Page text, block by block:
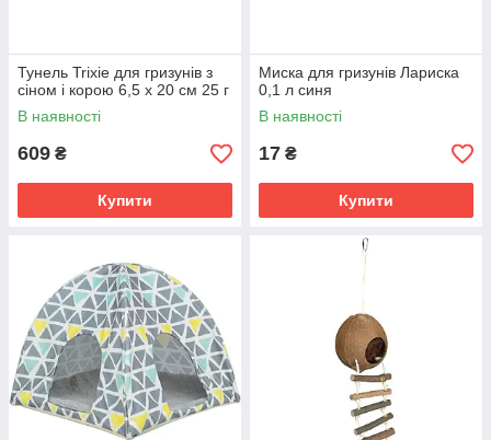
Тунель Trixie для гризунів з
сіном і корою 6,5 х 20 см 25 г
В наявності
609 ₴
Купити
Миска для гризунів Лариска
0,1 л синя
В наявності
17 ₴
Купити